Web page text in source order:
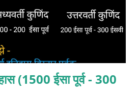
(1500 ईसा पूर्व - 300